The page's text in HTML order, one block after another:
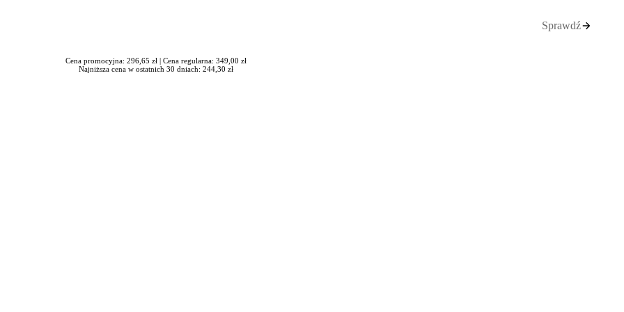
Sprawdź
Cena promocyjna: 296,65 zł | Cena regularna: 349,00 zł
Najniższa cena w ostatnich 30 dniach: 244,30 zł